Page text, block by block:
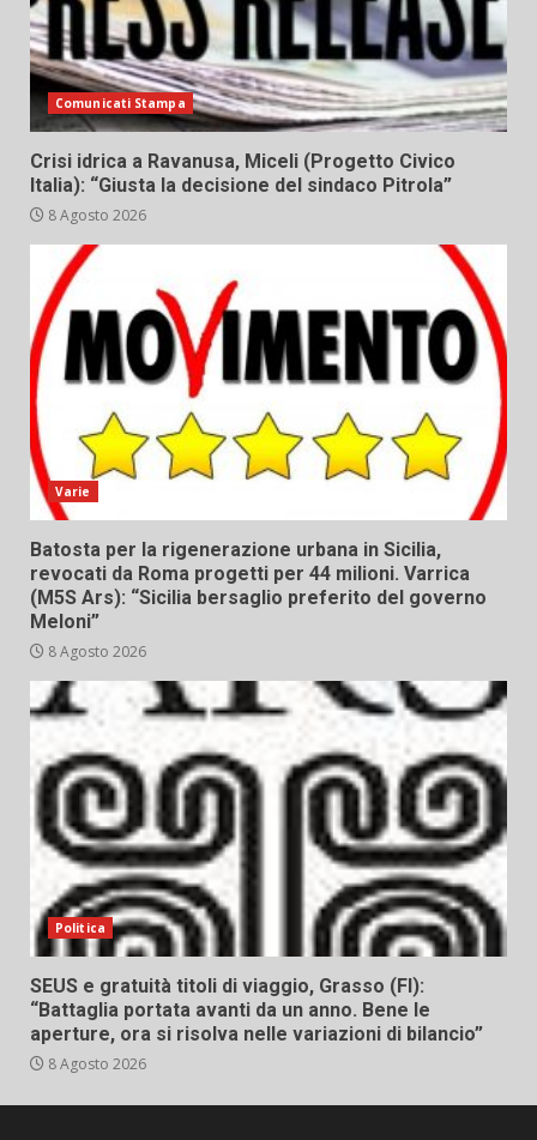
Comunicati Stampa
Crisi idrica a Ravanusa, Miceli (Progetto Civico
Italia): “Giusta la decisione del sindaco Pitrola”
8 Agosto 2026
Varie
Batosta per la rigenerazione urbana in Sicilia,
revocati da Roma progetti per 44 milioni. Varrica
(M5S Ars): “Sicilia bersaglio preferito del governo
Meloni”
8 Agosto 2026
Politica
SEUS e gratuità titoli di viaggio, Grasso (FI):
“Battaglia portata avanti da un anno. Bene le
aperture, ora si risolva nelle variazioni di bilancio”
8 Agosto 2026